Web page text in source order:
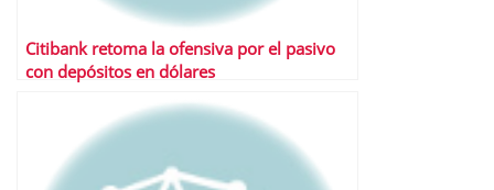
Citibank retoma la ofensiva por el pasivo
con depósitos en dólares